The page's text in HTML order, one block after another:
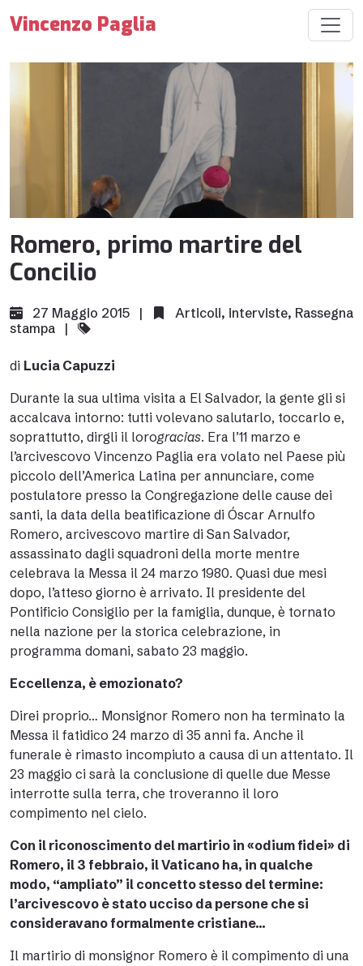
Vincenzo Paglia
Romero, primo martire del
Concilio
27 Maggio 2015 | Articoli, interviste, Rassegna
stampa |
di Lucia Capuzzi
Durante la sua ultima visita a El Salvador, la gente gli si
accalcava intorno: tutti volevano salutarlo, toccarlo e,
soprattutto, dirgli il lorogracias. Era l’11 marzo e
l’arcivescovo Vincenzo Paglia era volato nel Paese più
piccolo dell’America Latina per annunciare, come
postulatore presso la Congregazione delle cause dei
santi, la data della beatificazione di Óscar Arnulfo
Romero, arcivescovo martire di San Salvador,
assassinato dagli squadroni della morte mentre
celebrava la Messa il 24 marzo 1980. Quasi due mesi
dopo, l’atteso giorno è arrivato. Il presidente del
Pontificio Consiglio per la famiglia, dunque, è tornato
nella nazione per la storica celebrazione, in
programma domani, sabato 23 maggio.
Eccellenza, è emozionato?
Direi proprio… Monsignor Romero non ha terminato la
Messa il fatidico 24 marzo di 35 anni fa. Anche il
funerale è rimasto incompiuto a causa di un attentato. Il
23 maggio ci sarà la conclusione di quelle due Messe
interrotte sulla terra, che troveranno il loro
compimento nel cielo.
Con il riconoscimento del martirio in «odium fidei» di
Romero, il 3 febbraio, il Vaticano ha, in qualche
modo, “ampliato” il concetto stesso del termine:
l’arcivescovo è stato ucciso da persone che si
consideravano formalmente cristiane…
Il martirio di monsignor Romero è il compimento di una